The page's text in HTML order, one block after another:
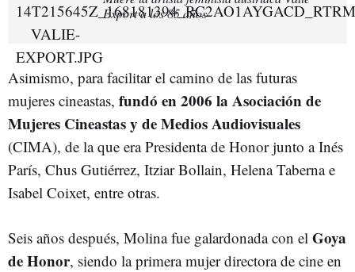
Export a los 85 años
Asimismo, para facilitar el camino de las futuras
mujeres cineastas, fundó en 2006 la Asociación de
Mujeres Cineastas y de Medios Audiovisuales
(CIMA), de la que era Presidenta de Honor junto a Inés
París, Chus Gutiérrez, Itziar Bollain, Helena Taberna e
Isabel Coixet, entre otras.
Seis años después, Molina fue galardonada con el Goya
de Honor, siendo la primera mujer directora de cine en